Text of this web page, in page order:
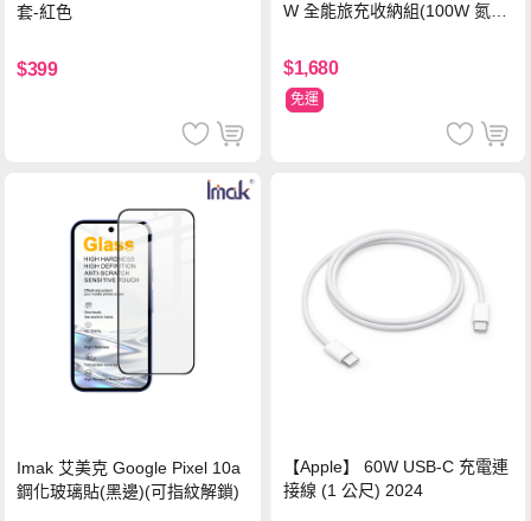
套-紅色
$399
W 全能旅充收納組(100W 氮化
萬國轉接器)
$1,680
免運
Imak 艾美克 Google Pixel 10a
鋼化玻璃貼(黑邊)(可指紋解鎖)
【Apple】 60W USB-C 充電連
接線 (1 公尺) 2024